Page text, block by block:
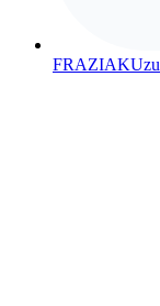
FRAZIAK